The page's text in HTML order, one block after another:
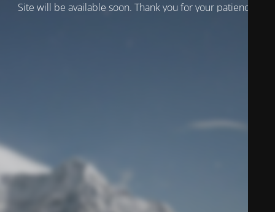
Site will be available soon. Thank you for your patience!